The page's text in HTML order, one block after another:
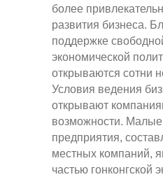
более
развития бизнеса.
поддержке
экономической
открываются сотни
Условия ведения
открывают
возможности.
предприятия,
местных компаний,
частью гонконгской